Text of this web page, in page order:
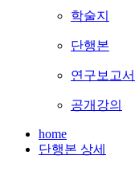
학술지
단행본
연구보고서
공개강의
home
단행본 상세